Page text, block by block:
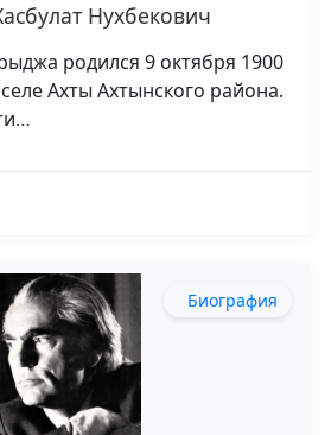
Нухбекович
родился 9 октября 1900
Ахты Ахтынского района.
Биография